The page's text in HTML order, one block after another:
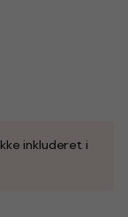
inkluderet i